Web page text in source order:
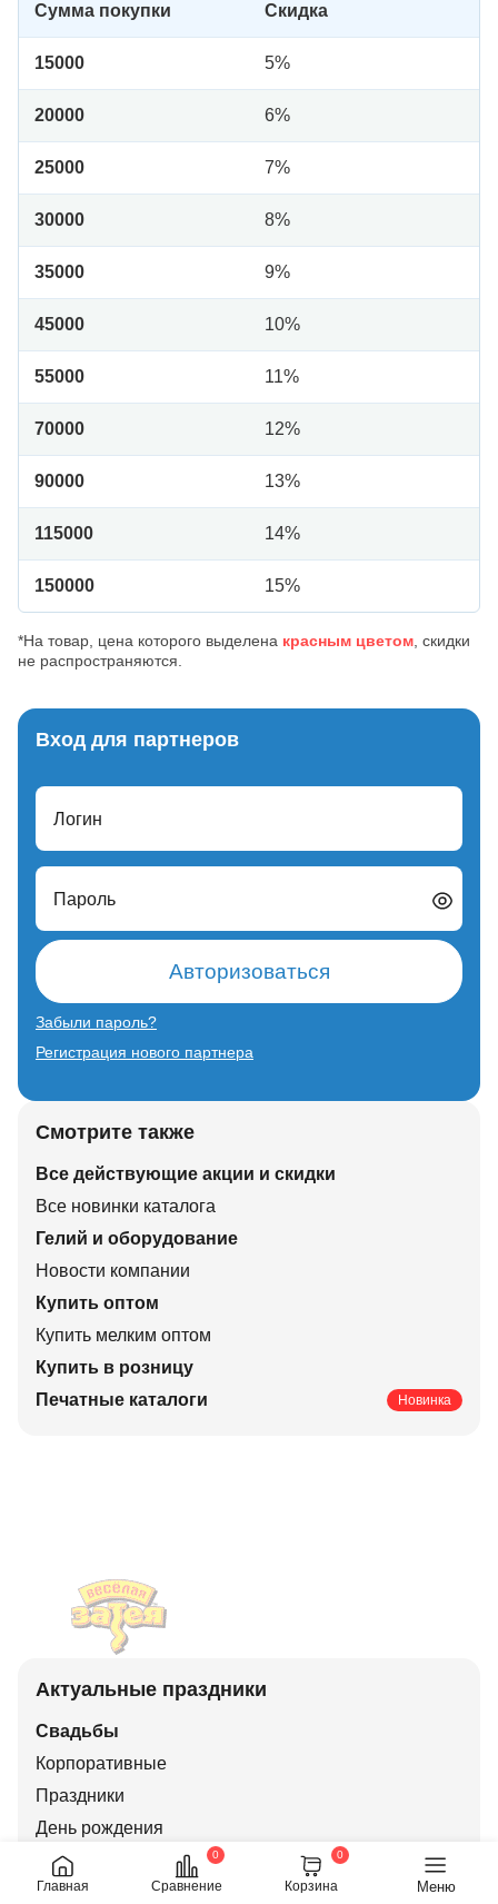
Главная Сравнение
0
Корзина
0
Меню
Сумма покупки Скидка
15000 5%
20000 6%
25000 7%
30000 8%
35000 9%
45000 10%
55000 11%
70000 12%
90000 13%
115000 14%
150000 15%
*На товар, цена которого выделена красным цветом , скидки
не распространяются.
Вход для партнеров
Логин
Пароль
Авторизоваться
Забыли пароль?
Регистрация нового партнера
Смотрите также
Все действующие акции и скидки
Все новинки каталога
Гелий и оборудование
Новости компании
Купить оптом
Купить мелким оптом
Купить в розницу
Печатные каталоги
Новинка
Актуальные праздники
Свадьбы
Корпоративные
Праздники
День рождения
Детский праздник
Валентинов день